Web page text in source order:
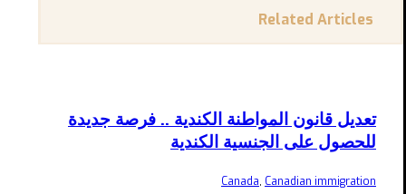
Related Articles
تعديل قانون المواطنة الكندية .. فرصة جديدة
للحصول على الجنسية الكندية
Canada, Canadian immigration